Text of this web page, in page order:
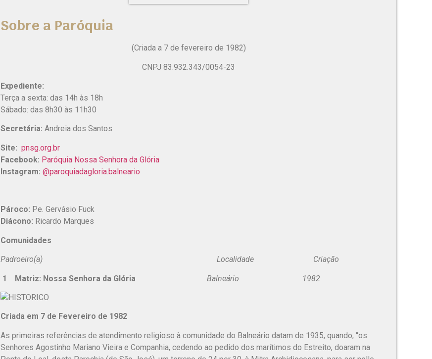
Sobre a Paróquia
(Criada a 7 de fevereiro de 1982)
CNPJ 83.932.343/0054-23
Expediente:
Terça a sexta: das 14h às 18h
Sábado: das 8h30 às 11h30
Secretária: Andreia dos Santos
Site: pnsg.org.br
Facebook: Paróquia Nossa Senhora da Glória
Instagram: @paroquiadagloria.balneario
Pároco: Pe. Gervásio Fuck
Diácono: Ricardo Marques
Comunidades
Padroeiro(a) Localidade Criação
1 Matriz: Nossa Senhora da Glória Balneário 1982
Criada em 7 de Fevereiro de 1982
As primeiras referências de atendimento religioso à comunidade do Balneário datam de 1935, quando, “os
Senhores Agostinho Mariano Vieira e Companhia, cedendo ao pedido dos marítimos do Estreito, doaram na